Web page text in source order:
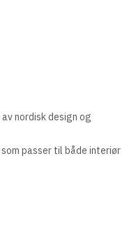
nordisk design og
passer til både interiør